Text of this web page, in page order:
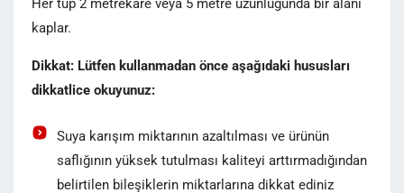
Her tüp 2 metrekare veya 5 metre uzunluğunda bir alanı
kaplar.
Dikkat: Lütfen kullanmadan önce aşağıdaki hususları
dikkatlice okuyunuz:
Suya karışım miktarının azaltılması ve ürünün
saflığının yüksek tutulması kaliteyi arttırmadığından
belirtilen bileşiklerin miktarlarına dikkat ediniz